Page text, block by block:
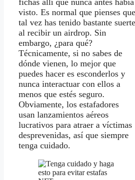
visto. Es normal que pienses que
tal vez has tenido bastante suerte
al recibir un airdrop. Sin
embargo, ¿para qué?
Técnicamente, si no sabes de
dónde vienen, lo mejor que
puedes hacer es esconderlos y
nunca interactuar con ellos a
menos que estés seguro.
Obviamente, los estafadores
usan lanzamientos aéreos
lucrativos para atraer a víctimas
desprevenidas, así que siempre
tenga cuidado.